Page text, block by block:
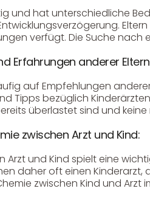
und hat unterschiedliche
verfügt. Die Suche nach
Erfahrungen anderer
auf Empfehlungen
Tipps bezüglich
überlastet sind und
zwischen Arzt und Kind:
Arzt und Kind spielt eine
daher oft einen
zwischen Kind und Arzt
Haan, wir versenden mit DHL.
und zuverlässig.